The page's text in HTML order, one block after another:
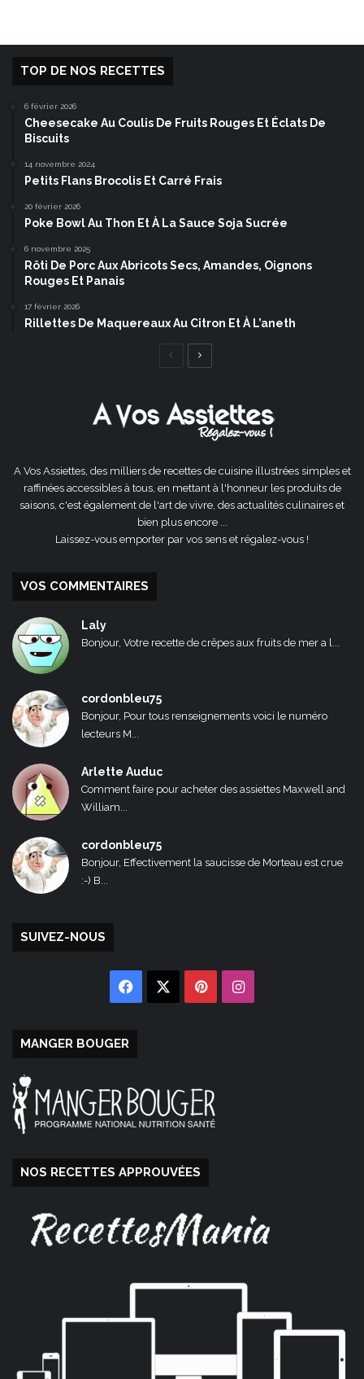
TOP DE NOS RECETTES
6 février 2026
Cheesecake Au Coulis De Fruits Rouges Et Éclats De
Biscuits
14 novembre 2024
Petits Flans Brocolis Et Carré Frais
20 février 2026
Poke Bowl Au Thon Et À La Sauce Soja Sucrée
6 novembre 2025
Rôti De Porc Aux Abricots Secs, Amandes, Oignons
Rouges Et Panais
17 février 2026
Rillettes De Maquereaux Au Citron Et À L’aneth
Page
A Vos Assiettes, des milliers de recettes de cuisine illustrées simples et
raffinées accessibles à tous, en mettant à l'honneur les produits de
saisons, c'est également de l'art de vivre, des actualités culinaires et
bien plus encore ...
Laissez-vous emporter par vos sens et régalez-vous !
VOS COMMENTAIRES
Laly
Bonjour, Votre recette de crêpes aux fruits de mer a l...
cordonbleu75
Bonjour, Pour tous renseignements voici le numéro
lecteurs M...
Arlette Auduc
Comment faire pour acheter des assiettes Maxwell and
William...
cordonbleu75
Bonjour, Effectivement la saucisse de Morteau est crue
:-) B...
SUIVEZ-NOUS
Facebook PinterestInstagram
MANGER BOUGER
NOS RECETTES APPROUVÉES